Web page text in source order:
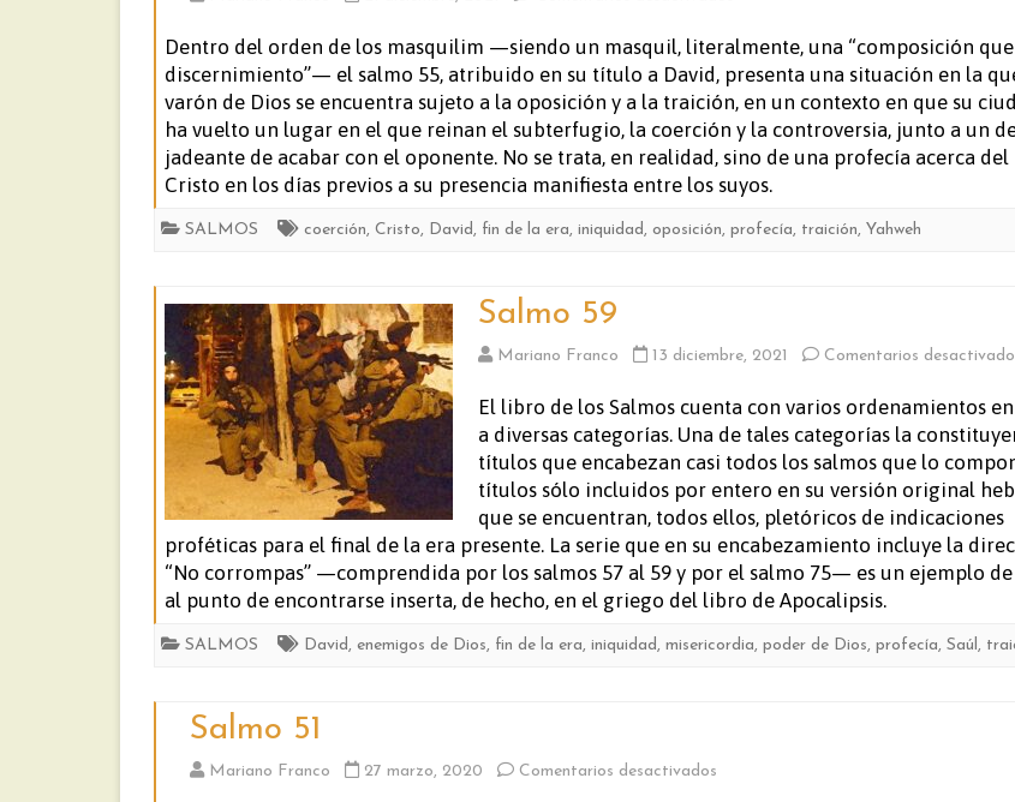
Salmo
55
Dentro del orden de los masquilim —siendo un masquil, literalmente, una “composición
discernimiento”— el salmo 55, atribuido en su título a David, presenta una situación en la
varón de Dios se encuentra sujeto a la oposición y a la traición, en un contexto en que su
ha vuelto un lugar en el que reinan el subterfugio, la coerción y la controversia, junto a un
jadeante de acabar con el oponente. No se trata, en realidad, sino de una profecía acerca del
Cristo en los días previos a su presencia manifiesta entre los suyos.
SALMOS coerción, Cristo, David, fin de la era, iniquidad, oposición, profecía, traición, Yahweh
Salmo 59
Mariano Franco 13 diciembre, 2021 Comentarios
El libro de los Salmos cuenta con varios ordenamientos
a diversas categorías. Una de tales categorías la
títulos que encabezan casi todos los salmos que lo
títulos sólo incluidos por entero en su versión original
que se encuentran, todos ellos, pletóricos de indicaciones
proféticas para el final de la era presente. La serie que en su encabezamiento incluye la
“No corrompas” —comprendida por los salmos 57 al 59 y por el salmo 75— es un ejemplo
al punto de encontrarse inserta, de hecho, en el griego del libro de Apocalipsis.
SALMOS David, enemigos de Dios, fin de la era, iniquidad, misericordia, poder de Dios, profecía, Saúl,
Salmo 51
Mariano Franco 27 marzo, 2020 Comentarios desactivados